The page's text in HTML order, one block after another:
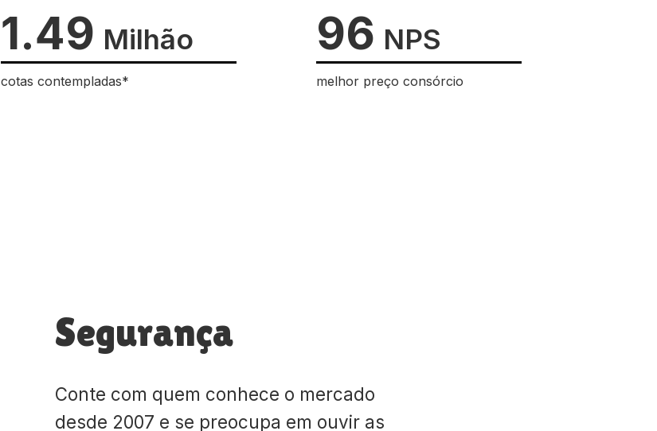
1.49 Milhão
cotas contempladas*
96 NPS
melhor preço consórcio
Segurança
Conte com quem conhece o mercado
desde 2007 e se preocupa em ouvir as